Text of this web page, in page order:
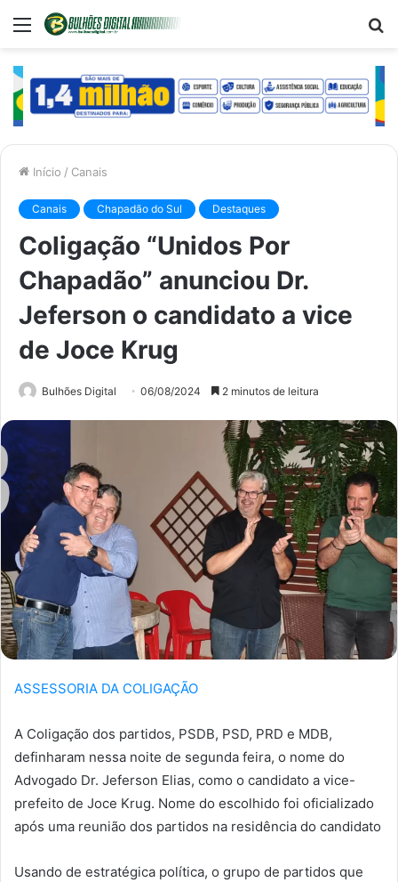
Menu
Início / Canais
Canais Chapadão do Sul Destaques
Coligação “Unidos Por
Chapadão” anunciou Dr.
Jeferson o candidato a vice
de Joce Krug
Bulhões Digital 06/08/2024 2 minutos de leitura
ASSESSORIA DA COLIGAÇÃO
A Coligação dos partidos, PSDB, PSD, PRD e MDB,
definharam nessa noite de segunda feira, o nome do
Advogado Dr. Jeferson Elias, como o candidato a vice-
prefeito de Joce Krug. Nome do escolhido foi oficializado
após uma reunião dos partidos na residência do candidato
Usando de estratégica política, o grupo de partidos que